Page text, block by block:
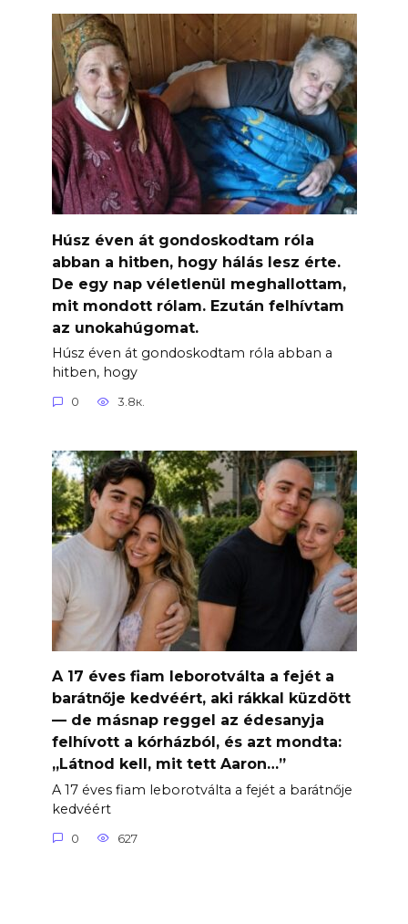
Húsz éven át gondoskodtam róla
abban a hitben, hogy hálás lesz érte.
De egy nap véletlenül meghallottam,
mit mondott rólam. Ezután felhívtam
az unokahúgomat.
Húsz éven át gondoskodtam róla abban a
hitben, hogy
0 3.8к.
A 17 éves fiam leborotválta a fejét a
barátnője kedvéért, aki rákkal küzdött
— de másnap reggel az édesanyja
felhívott a kórházból, és azt mondta:
„Látnod kell, mit tett Aaron…”
A 17 éves fiam leborotválta a fejét a barátnője
kedvéért
0 627